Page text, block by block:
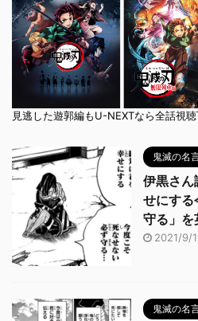
見逃した遊郭編もU-NEXTなら全話視聴
鬼滅の名
伊黒さん
せにする
守る」を
2021/9/
鬼滅の名